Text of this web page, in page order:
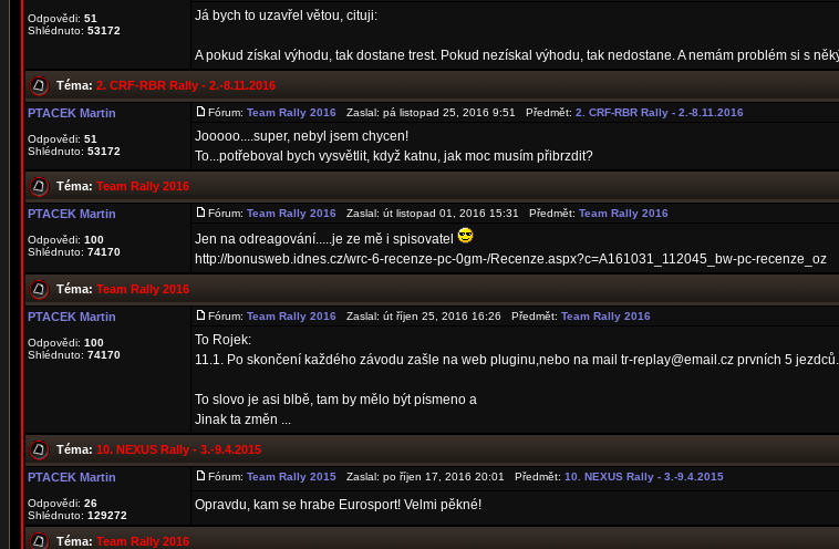
Odpovědi: 51
Shlédnuto: 53172
Já bych to uzavřel větou, cituji:
A pokud získal výhodu, tak dostane trest. Pokud nezískal výhodu, tak nedostane. A nemám problém si s
Téma: 2. CRF-RBR Rally - 2.-8.11.2016
PTACEK Martin
Odpovědi: 51
Shlédnuto: 53172
Fórum: Team Rally 2016 Zaslal: pá listopad 25, 2016 9:51 Předmět: 2. CRF-RBR Rally - 2.-8.11.2016
Jooooo....super, nebyl jsem chycen!
To...potřeboval bych vysvětlit, když katnu, jak moc musím přibrzdit?
Téma: Team Rally 2016
PTACEK Martin
Odpovědi: 100
Shlédnuto: 74170
Fórum: Team Rally 2016 Zaslal: út listopad 01, 2016 15:31 Předmět: Team Rally 2016
Jen na odreagování.....je ze mě i spisovatel
http://bonusweb.idnes.cz/wrc-6-recenze-pc-0gm-/Recenze.aspx?c=A161031_112045_bw-pc-recenze_oz
Téma: Team Rally 2016
PTACEK Martin
Odpovědi: 100
Shlédnuto: 74170
Fórum: Team Rally 2016 Zaslal: út říjen 25, 2016 16:26 Předmět: Team Rally 2016
To Rojek:
11.1. Po skončení každého závodu zašle na web pluginu,nebo na mail tr-replay@email.cz prvních 5
To slovo je asi blbě, tam by mělo být písmeno a
Jinak ta změn ...
Téma: 10. NEXUS Rally - 3.-9.4.2015
PTACEK Martin
Odpovědi: 26
Shlédnuto: 129272
Fórum: Team Rally 2015 Zaslal: po říjen 17, 2016 20:01 Předmět: 10. NEXUS Rally - 3.-9.4.2015
Opravdu, kam se hrabe Eurosport! Velmi pěkné!
Téma: Team Rally 2016